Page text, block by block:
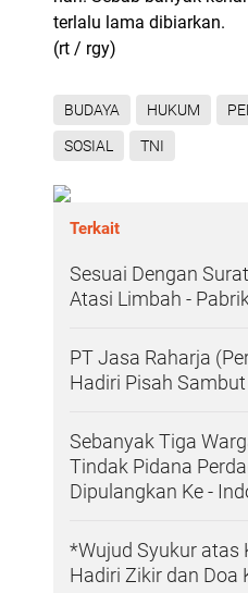
terlalu lama dibiarkan.
(rt / rgy)
BUDAYA HUKUM
SOSIAL TNI
Terkait
Sesuai Dengan
Atasi Limbah -
PT Jasa Raharja
Hadiri Pisah
Sebanyak Tiga
Tindak Pidana
Dipulangkan Ke -
*Wujud Syukur atas
Hadiri Zikir dan Doa